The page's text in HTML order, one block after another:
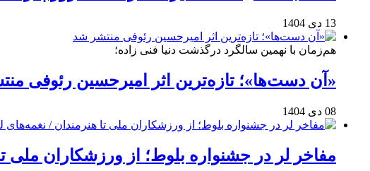
13 دی 1404
هم‌زمان با نهمین سالگرد درگذشت دنیا فنی زاده؛
«آن دست‌ها»؛ تازه‌ترین اثر امیرحسین رئوفی
08 دی 1404
مفاخر لر در جشنواره بلوط؛ از ورزشکاران ملی